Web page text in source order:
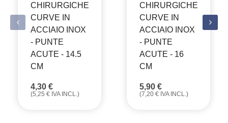
CHIRURGICHE
CURVE IN
ACCIAIO INOX
- PUNTE
ACUTE - 14.5
CM
4,30 €
(5,25 € IVA INCL.)
CHIRURGICHE
CURVE IN
ACCIAIO INOX
- PUNTE
ACUTE - 16
CM
5,90 €
(7,20 € IVA INCL.)